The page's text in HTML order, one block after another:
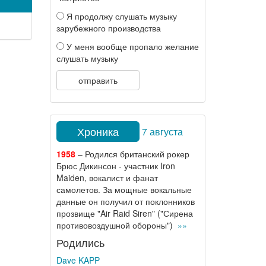
Я продолжу слушать музыку
зарубежного производства
У меня вообще пропало желание
слушать музыку
отправить
Хроника 7 августа
1958– Родился британский рокер
Брюс Дикинсон - участник Iron
Maiden, вокалист и фанат
самолетов. За мощные вокальные
данные он получил от поклонников
прозвище "Air Raid Siren" ("Сирена
противовоздушной обороны") »»
Родились
Dave KAPP